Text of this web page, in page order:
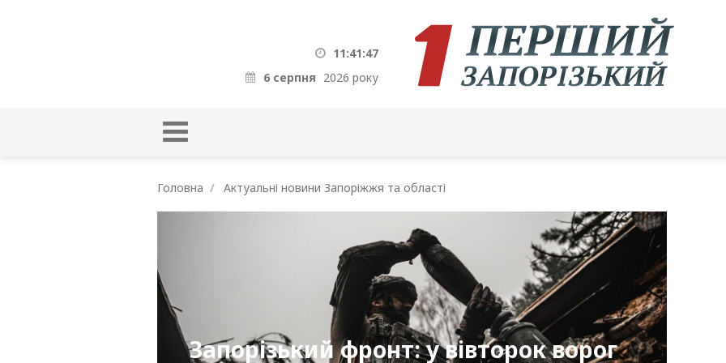
11:41:48
6 серпня 2026 року
Головна Актуальні новини Запоріжжя та області
Запорізький фронт: у вівторок ворог